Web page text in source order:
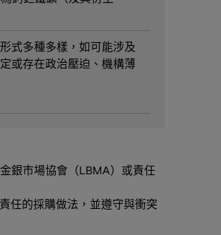
式多種多樣，如可能涉及
或存在政治壓迫、機構薄
銀市場協會（LBMA）或責任
任的採購做法，並遵守與衝突